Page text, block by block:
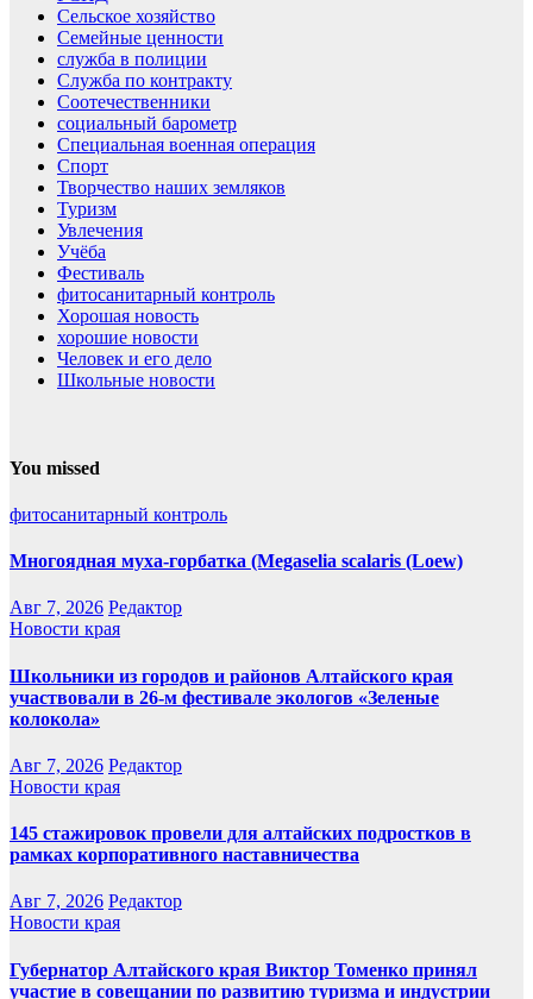
Сельское хозяйство
Семейные ценности
служба в полиции
Служба по контракту
Соотечественники
социальный барометр
Специальная военная операция
Спорт
Творчество наших земляков
Туризм
Увлечения
Учёба
Фестиваль
фитосанитарный контроль
Хорошая новость
хорошие новости
Человек и его дело
Школьные новости
You missed
фитосанитарный контроль
Многоядная муха-горбатка (Megaselia scalaris (Loew)
Авг 7, 2026 Редактор
Новости края
Школьники из городов и районов Алтайского края
участвовали в 26-м фестивале экологов «Зеленые
колокола»
Авг 7, 2026 Редактор
Новости края
145 стажировок провели для алтайских подростков в
рамках корпоративного наставничества
Авг 7, 2026 Редактор
Новости края
Губернатор Алтайского края Виктор Томенко принял
участие в совещании по развитию туризма и индустрии